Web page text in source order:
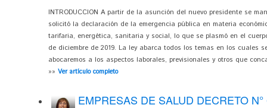
INTRODUCCION A partir de la asunción del nuevo presidente se
solicitó la declaración de la emergencia pública en materia
tarifaria, energética, sanitaria y social, lo que se plasmó en el
de diciembre de 2019. La ley abarca todos los temas en los cuales
abocaremos a los aspectos laborales, previsionales y otros que
»» Ver artículo completo
EMPRESAS DE SALUD DECRETO